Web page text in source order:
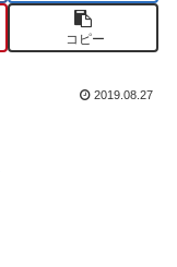
コピー
2019.08.27